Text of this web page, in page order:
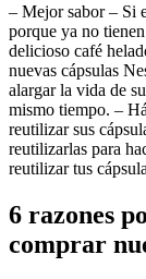
– Mejor sabor – Si
porque ya no
delicioso café
nuevas cápsulas
alargar la vida de
mismo tiempo. –
reutilizar sus
reutilizarlas para
reutilizar tus
6 razones
comprar